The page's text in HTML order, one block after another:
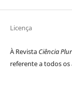
Licença
À Revista Ciência
referente a todos